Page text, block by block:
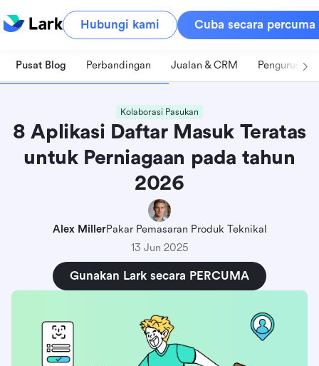
Hubungi kami Cuba secara percuma
Pusat Blog Perbandingan Jualan & CRM Pengurusan
Kolaborasi Pasukan
8 Aplikasi Daftar Masuk Teratas
untuk Perniagaan pada tahun
2026
Alex MillerPakar Pemasaran Produk Teknikal
13 Jun 2025
Gunakan Lark secara PERCUMA